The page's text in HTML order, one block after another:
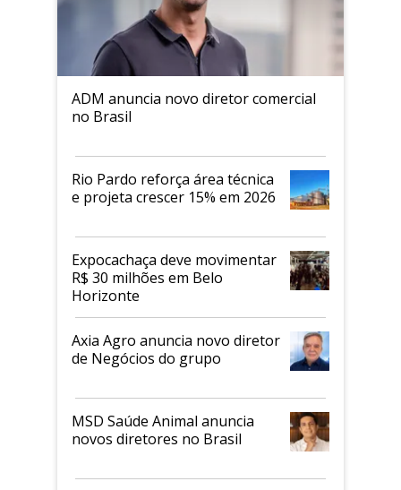
ADM anuncia novo diretor comercial
no Brasil
Rio Pardo reforça área técnica
e projeta crescer 15% em 2026
Expocachaça deve movimentar
R$ 30 milhões em Belo
Horizonte
Axia Agro anuncia novo diretor
de Negócios do grupo
MSD Saúde Animal anuncia
novos diretores no Brasil